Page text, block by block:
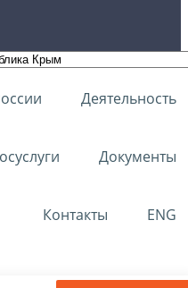
Деятельность
Документы
Контакты ENG